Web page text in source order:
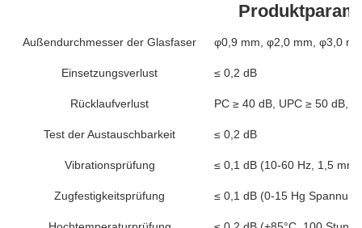
Außendurchmesser der Glasfaser φ0,9 mm, φ2,0 mm, φ3,0
Einsetzungsverlust ≤ 0,2 dB
Rücklaufverlust PC ≥ 40 dB, UPC ≥ 50 dB,
Test der Austauschbarkeit ≤ 0,2 dB
Vibrationsprüfung ≤ 0,1 dB (10-60 Hz, 1,5 mm
Zugfestigkeitsprüfung ≤ 0,1 dB (0-15 Hg